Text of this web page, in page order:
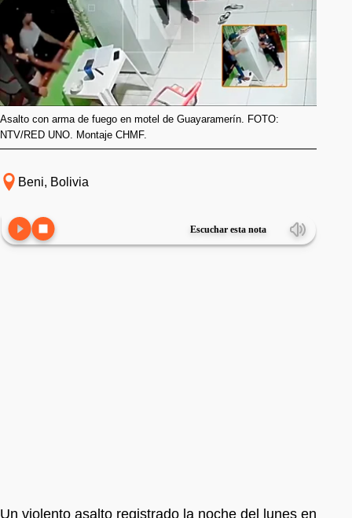
Asalto con arma de fuego en motel de Guayaramerín. FOTO:
NTV/RED UNO. Montaje CHMF.
Beni, Bolivia
Escuchar esta nota
Un violento asalto registrado la noche del lunes en